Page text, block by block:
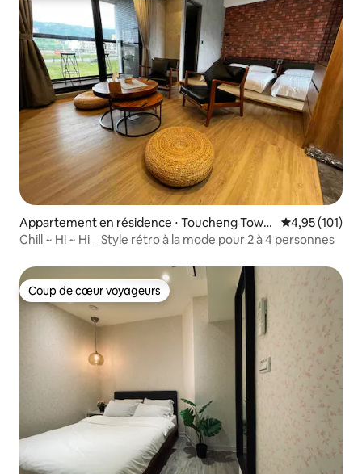
Appartement en résidence ⋅ Toucheng Town
ship
Évaluation
4,95 (101)
Chill ~ Hi ~ Hi _ Style rétro à la mode pour 2 à 4 personnes
Coup de cœur voyageurs
Coup de cœur voyageurs